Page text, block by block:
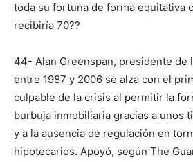
toda su fortuna de forma equitativa
recibiría 70??
44- Alan Greenspan, presidente de
entre 1987 y 2006 se alza con el
culpable de la crisis al permitir la
burbuja inmobiliaria gracias a unos
y a la ausencia de regulación en
hipotecarios. Apoyó, según The